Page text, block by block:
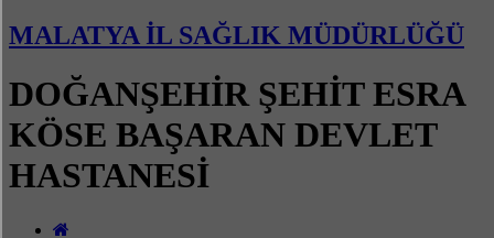
MALATYA İL SAĞLIK MÜDÜRLÜĞÜ
DOĞANŞEHİR ŞEHİT ESRA
KÖSE BAŞARAN DEVLET
HASTANESİ